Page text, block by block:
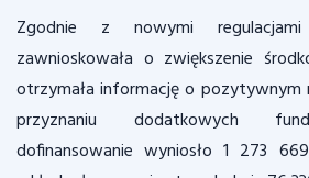
Zgodnie z nowymi
zawnioskowała o zwiększenie
otrzymała informację o pozytywnym
przyznaniu dodatkowych
dofinansowanie wyniosło 1 273